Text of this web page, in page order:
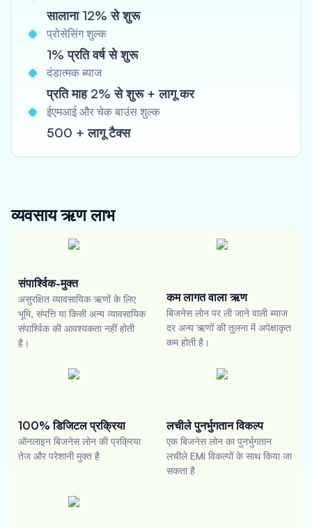
सालाना 12% से शुरू
प्रोसेसिंग शुल्क
1% प्रति वर्ष से शुरू
दंडात्मक ब्याज
प्रति माह 2% से शुरू + लागू कर
ईएमआई और चेक बाउंस शुल्क
500 + लागू टैक्स
व्यवसाय ऋणलाभ
संपार्श्विक-मुक्त
असुरक्षित व्यावसायिक ऋणों के लिए
भूमि, संपत्ति या किसी अन्य व्यावसायिक
संपार्श्विक की आवश्यकता नहीं होती
है।
कम लागत वाला ऋण
बिजनेस लोन पर ली जाने वाली ब्याज
दर अन्य ऋणों की तुलना में अपेक्षाकृत
कम होती है।
100% डिजिटल प्रक्रिया
ऑनलाइन बिजनेस लोन की प्रक्रिया
तेज और परेशानी मुक्त है
लचीले पुनर्भुगतान विकल्प
एक बिजनेस लोन का पुनर्भुगतान
लचीले EMI विकल्पों के साथ किया जा
सकता है